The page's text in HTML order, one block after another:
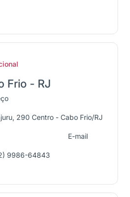
Frio - RJ
290 Centro - Cabo Frio/RJ
9986-64843
E-mail